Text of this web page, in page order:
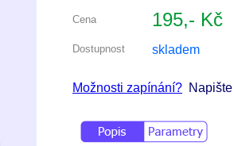
Cena 195,- Kč
Dostupnost skladem
Možnosti zapínání?